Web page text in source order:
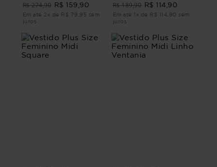
R$ 274,90 R$ 159,90
Em até 2x de R$ 79,95 sem
juros
G4 - 54
R$ 189,90 R$ 114,90
Em até 1x de R$ 114,90 sem
juros